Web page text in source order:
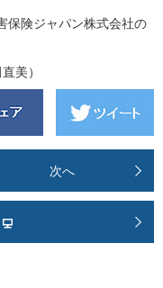
保険ジャパン株式会社の
美）
次へ